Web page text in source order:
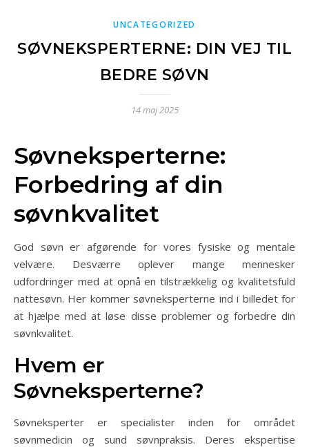
UNCATEGORIZED
SØVNEKSPERTERNE: DIN VEJ TIL
BEDRE SØVN
14 maj 2025
Søvneksperterne:
Forbedring af din
søvnkvalitet
God søvn er afgørende for vores fysiske og mentale
velvære. Desværre oplever mange mennesker
udfordringer med at opnå en tilstrækkelig og kvalitetsfuld
nattesøvn. Her kommer søvneksperterne ind i billedet for
at hjælpe med at løse disse problemer og forbedre din
søvnkvalitet.
Hvem er
Søvneksperterne?
Søvneksperter er specialister inden for området
søvnmedicin og sund søvnpraksis. Deres ekspertise